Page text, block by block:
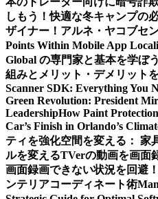
しもう！快適な冬キャンプの
ザイナー！アルネ・ヤコブセ
Points Within Mobile App
Global の専門家と基本を学ぼう
組みとメリット・デメリット
Scanner SDK: Everything You
Green Revolution: President
LeadershipHow Paint
Car’s Finish in Orlando’s
ティを強化空間を変える： 家
ルを変えるTVerの動画を画面
画面録画できない状況を回避！
ンテリアコーディネート術